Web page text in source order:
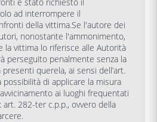
ad interrompere il
della vittima.Se l'autore dei
nonostante l'ammonimento,
la vittima lo riferisce alle Autorità
perseguito penalmente senza la
querela, ai sensi dell’art.
possibilità di applicare la misura
ai luoghi frequentati
282-ter c.p.p., ovvero della